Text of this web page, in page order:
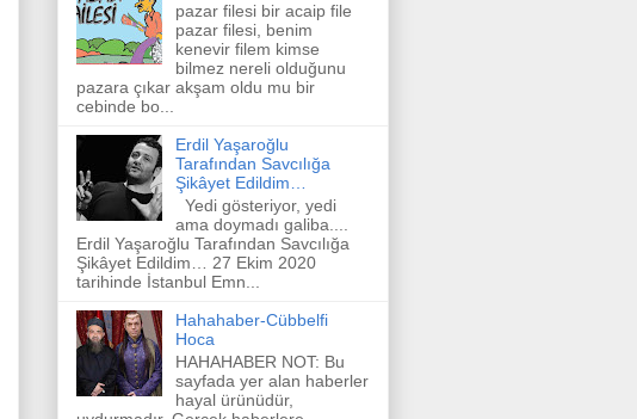
pazar filesi bir acaip file
pazar filesi, benim
kenevir filem kimse
bilmez nereli olduğunu
pazara çıkar akşam oldu mu bir
cebinde bo...
Erdil Yaşaroğlu
Tarafından Savcılığa
Şikâyet Edildim…
Yedi gösteriyor, yedi
ama doymadı galiba....
Erdil Yaşaroğlu Tarafından Savcılığa
Şikâyet Edildim… 27 Ekim 2020
tarihinde İstanbul Emn...
Hahahaber-Cübbelfi
Hoca
HAHAHABER NOT: Bu
sayfada yer alan haberler
hayal ürünüdür,